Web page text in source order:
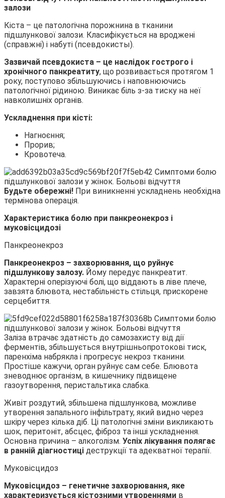
залози
Кіста – це патологічна порожнина в тканини
підшлункової залози. Класифікується на вроджені
(справжні) і набуті (псевдокисты).
Зазвичай псевдокиста – це наслідок гострого і
хронічного панкреатиту, що розвивається протягом 1
року, поступово збільшуючись і наповнюючись
патологічної рідиною. Виникає біль з-за тиску на неї
навколишніх органів.
Ускладнення при кісті:
Нагноєння;
Прорив;
Кровотеча.
Будьте обережні! При виникненні ускладнень необхідна
термінова операція.
Характеристика болю при панкреонекроз і
муковісцидозі
Панкреонекроз
Панкреонекроз – захворювання, що руйнує
підшлункову залозу. Йому передує панкреатит.
Характерні оперізуючі болі, що віддають в ліве плече,
завзята блювота, нестабільність стільця, прискорене
серцебиття.
Заліза втрачає здатність до самозахисту від дії
ферментів, збільшується внутрішньопротокові тиск,
паренхіма набрякла і прогресує некроз тканини.
Простіше кажучи, орган руйнує сам себе. Блювота
зневоднює організм, в кишечнику підвищене
газоутворення, перистальтика слабка.
Живіт роздутий, збільшена підшлункова, можливе
утворення запального інфільтрату, який видно через
шкіру через кілька діб. Ці патологічні зміни викликають
шок, перитоніт, абсцес, фіброз та інші ускладнення.
Основна причина – алкоголізм. Успіх лікування полягає
в ранній діагностиці деструкції та адекватної терапії.
Муковісцидоз
Муковісцидоз – генетичне захворювання, яке
характеризується кістозними утвореннями в